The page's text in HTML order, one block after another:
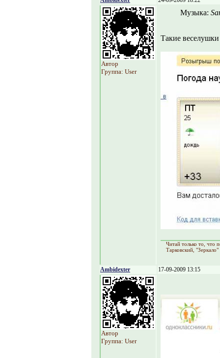
Автор
Группа: User
Музыка:
Такие
Читай только то, что
Тарковский, "Зеркало"
Ambidexter 17-09-2009 13:15
Автор
Группа: User